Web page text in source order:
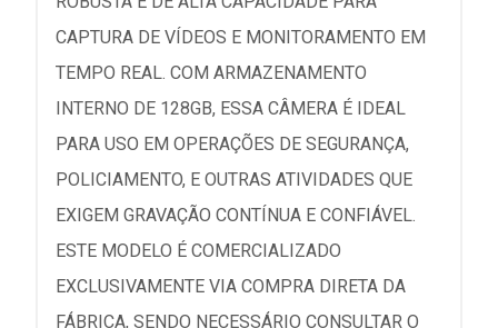
CAPTURA DE VÍDEOS E MONITORAMENTO EM
TEMPO REAL. COM ARMAZENAMENTO
INTERNO DE 128GB, ESSA CÂMERA É IDEAL
PARA USO EM OPERAÇÕES DE SEGURANÇA,
POLICIAMENTO, E OUTRAS ATIVIDADES QUE
EXIGEM GRAVAÇÃO CONTÍNUA E CONFIÁVEL.
ESTE MODELO É COMERCIALIZADO
EXCLUSIVAMENTE VIA COMPRA DIRETA DA
FÁBRICA, SENDO NECESSÁRIO CONSULTAR O